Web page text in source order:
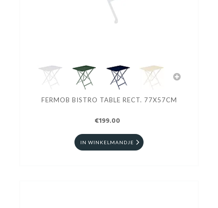
FERMOB BISTRO TABLE RECT. 77X57CM
€199.00
IN WINKELMANDJE